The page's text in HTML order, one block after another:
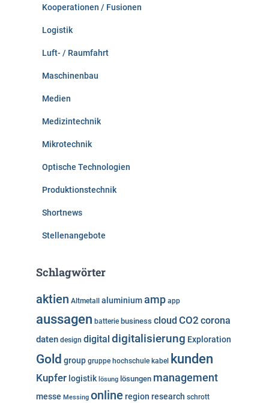
Kooperationen / Fusionen
Logistik
Luft- / Raumfahrt
Maschinenbau
Medien
Medizintechnik
Mikrotechnik
Optische Technologien
Produktionstechnik
Shortnews
Stellenangebote
Schlagwörter
aktien Altmetall aluminiumamp app
aussagen batterie business cloud CO2 corona
daten design digital digitalisierung Exploration
Gold group gruppe hochschule kabel kunden
Kupfer logistik lösung lösungen management
messe Messing online region research schrott